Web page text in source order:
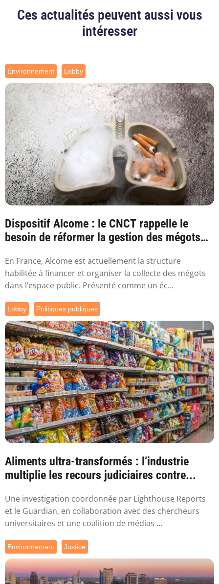
Ces actualités peuvent aussi vous
intéresser
Environnement Lobby
Dispositif Alcome : le CNCT rappelle le
besoin de réformer la gestion des mégots
En France, Alcome est actuellement la structure
habilitée à financer et organiser la collecte des mégots
dans l’espace public. Présenté comme un éc...
Lobby Politiques publiques
Aliments ultra-transformés : l’industrie
multiplie les recours judiciaires contre...
Une investigation coordonnée par Lighthouse Reports
et le Guardian, en collaboration avec des chercheurs
universitaires et une coalition de médias ...
Environnement Justice